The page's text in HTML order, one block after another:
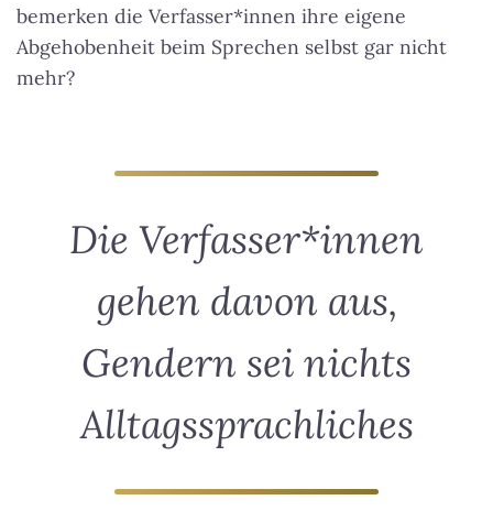
bemerken die Verfasser*innen ihre eigene
Abgehobenheit beim Sprechen selbst gar nicht
mehr?
Die Verfasser*innen
gehen davon aus,
Gendern sei nichts
Alltagssprachliches